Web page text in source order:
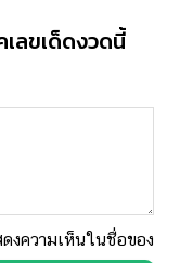
เลขเด็ดงวดนี้
งความเห็นในชื่อของ